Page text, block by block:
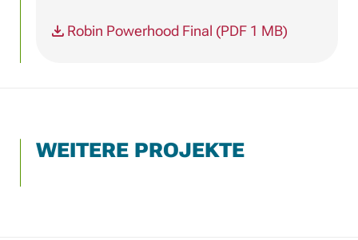
Robin Powerhood Final (PDF 1 MB)
WEITERE PROJEKTE